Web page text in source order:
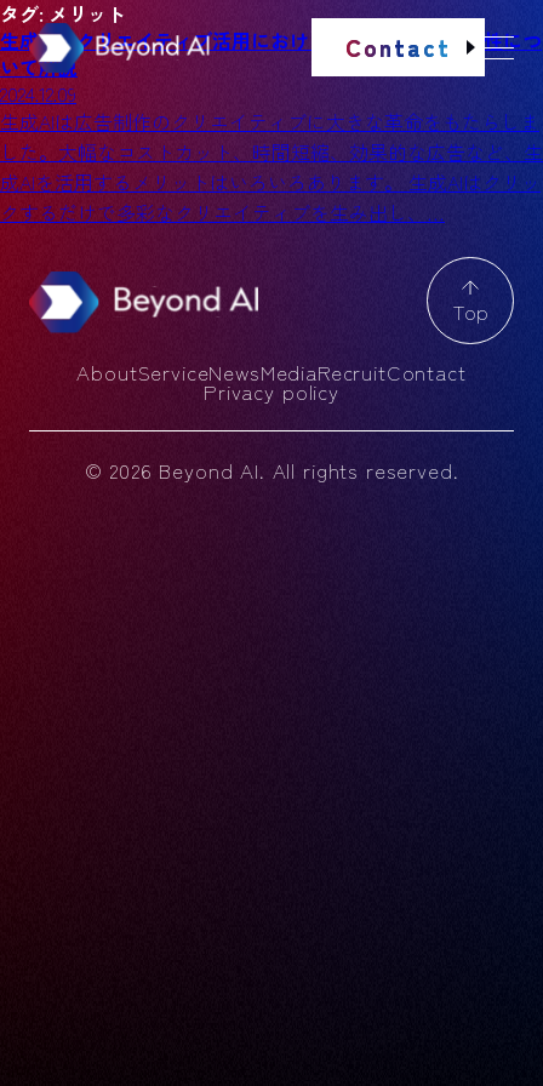
Contact
タグ: メリット
生成AIのクリエイティブ活用における課題と無限の可能性につ
いて解説
2024.12.09
生成AIは広告制作のクリエイティブに大きな革命をもたらしま
した。大幅なコストカット、時間短縮、効果的な広告など、生
成AIを活用するメリットはいろいろあります。 生成AIはクリッ
クするだけで多彩なクリエイティブを生み出し、…
AboutServiceNewsMediaRecruitContact
Privacy policy
© 2026 Beyond AI. All rights reserved.
Top